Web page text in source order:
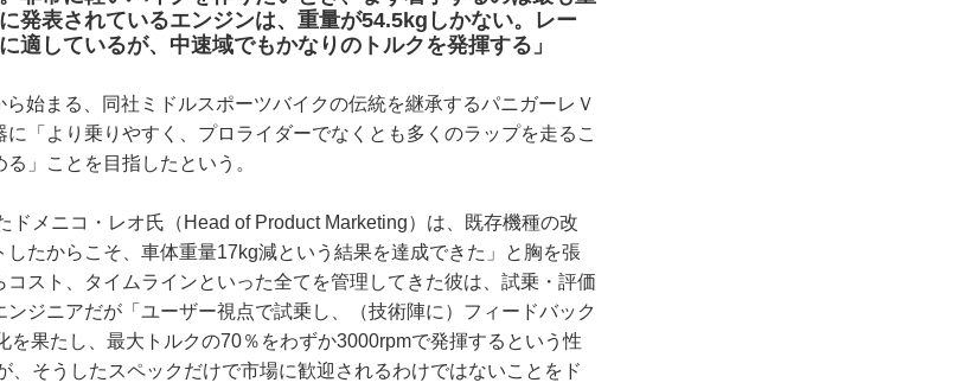
発表されているエンジンは、重量が54.5kgしかない。レー
適しているが、中速域でもかなりのトルクを発揮する」
始まる、同社ミドルスポーツバイクの伝統を継承するパニガーレＶ
に「より乗りやすく、プロライダーでなくとも多くのラップを走るこ
」ことを目指したという。
ドメニコ・レオ氏（Head of Product Marketing）は、既存機種の改
したからこそ、車体重量17kg減という結果を達成できた」と胸を張
コスト、タイムラインといった全てを管理してきた彼は、試乗・評価
ンジニアだが「ユーザー視点で試乗し、（技術陣に）フィードバック
を果たし、最大トルクの70％をわずか3000rpmで発揮するという性
、そうしたスペックだけで市場に歓迎されるわけではないことをド